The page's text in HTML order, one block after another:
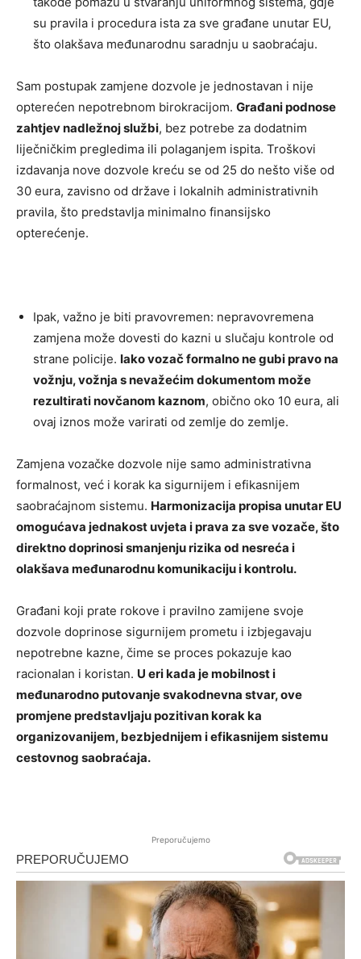
su pravila i procedura ista za sve građane unutar EU,
što olakšava međunarodnu saradnju u saobraćaju.
Sam postupak zamjene dozvole je jednostavan i nije
opterećen nepotrebnom birokracijom. Građani podnose
zahtjev nadležnoj službi, bez potrebe za dodatnim
liječničkim pregledima ili polaganjem ispita. Troškovi
izdavanja nove dozvole kreću se od 25 do nešto više od
30 eura, zavisno od države i lokalnih administrativnih
pravila, što predstavlja minimalno finansijsko
opterećenje.
Ipak, važno je biti pravovremen: nepravovremena
zamjena može dovesti do kazni u slučaju kontrole od
strane policije. Iako vozač formalno ne gubi pravo na
vožnju, vožnja s nevažećim dokumentom može
rezultirati novčanom kaznom, obično oko 10 eura, ali
ovaj iznos može varirati od zemlje do zemlje.
Zamjena vozačke dozvole nije samo administrativna
formalnost, već i korak ka sigurnijem i efikasnijem
saobraćajnom sistemu. Harmonizacija propisa unutar EU
omogućava jednakost uvjeta i prava za sve vozače, što
direktno doprinosi smanjenju rizika od nesreća i
olakšava međunarodnu komunikaciju i kontrolu.
Građani koji prate rokove i pravilno zamijene svoje
dozvole doprinose sigurnijem prometu i izbjegavaju
nepotrebne kazne, čime se proces pokazuje kao
racionalan i koristan. U eri kada je mobilnost i
međunarodno putovanje svakodnevna stvar, ove
promjene predstavljaju pozitivan korak ka
organizovanijem, bezbjednijem i efikasnijem sistemu
cestovnog saobraćaja.
Preporučujemo